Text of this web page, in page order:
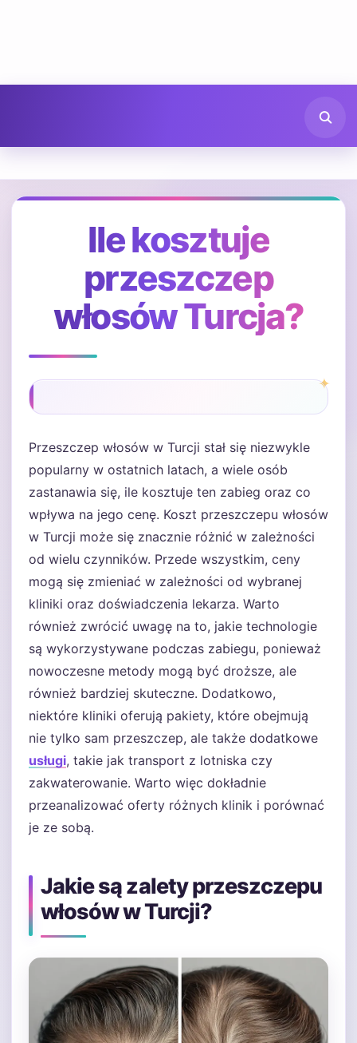
Ile kosztuje
przeszczep
włosów Turcja?
Przeszczep włosów w Turcji stał się niezwykle
popularny w ostatnich latach, a wiele osób
zastanawia się, ile kosztuje ten zabieg oraz co
wpływa na jego cenę. Koszt przeszczepu włosów
w Turcji może się znacznie różnić w zależności
od wielu czynników. Przede wszystkim, ceny
mogą się zmieniać w zależności od wybranej
kliniki oraz doświadczenia lekarza. Warto
również zwrócić uwagę na to, jakie technologie
są wykorzystywane podczas zabiegu, ponieważ
nowoczesne metody mogą być droższe, ale
również bardziej skuteczne. Dodatkowo,
niektóre kliniki oferują pakiety, które obejmują
nie tylko sam przeszczep, ale także dodatkowe
usługi, takie jak transport z lotniska czy
zakwaterowanie. Warto więc dokładnie
przeanalizować oferty różnych klinik i porównać
je ze sobą.
Jakie są zalety przeszczepu
włosów w Turcji?